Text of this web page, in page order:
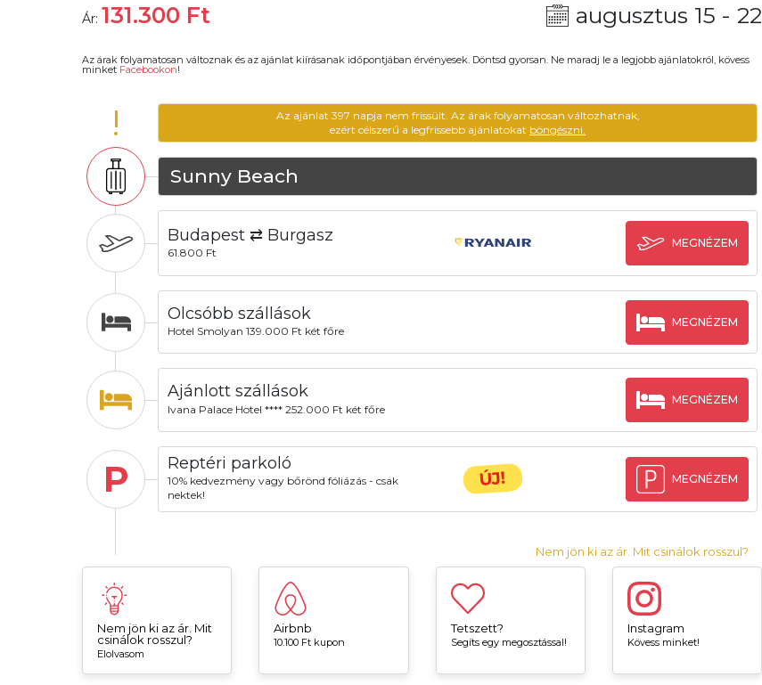
Ár: 131.300 Ft augusztus 15 - 22
Az árak folyamatosan változnak és az ajánlat kiírásanak időpontjában érvényesek. Döntsd gyorsan. Ne maradj le a legjobb ajánlatokról, kövess
minket Facebookon!
!
Az ajánlat 397 napja nem frissült. Az árak folyamatosan változhatnak,
ezért célszerű a legfrissebb ajánlatokat böngészni.
Sunny Beach
Budapest ⇄ Burgasz
61.800 Ft
MEGNÉZEM
Olcsóbb szállások
Hotel Smolyan 139.000 Ft két főre
MEGNÉZEM
Ajánlott szállások
Ivana Palace Hotel **** 252.000 Ft két főre
MEGNÉZEM
P Reptéri parkoló
10% kedvezmény vagy bőrönd fóliázás - csak
nektek!
ÚJ! MEGNÉZEM
Nem jön ki az ár. Mit csinálok rosszul?
Nem jön ki az ár. Mit
csinálok rosszul?
Elolvasom
Airbnb
10.100 Ft kupon
Tetszett?
Segíts egy megosztással!
Instagram
Kövess minket!